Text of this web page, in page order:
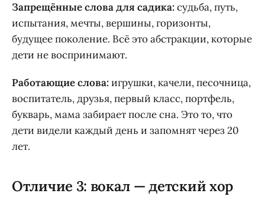
Запрещённые слова для садика:судьба, путь,
испытания, мечты, вершины, горизонты,
будущее поколение. Всё это абстракции, которые
дети не воспринимают.
Работающие слова:игрушки, качели, песочница,
воспитатель, друзья, первый класс, портфель,
букварь, мама забирает после сна. Это то, что
дети видели каждый день и запомнят через 20
лет.
Отличие 3: вокал — детский хор